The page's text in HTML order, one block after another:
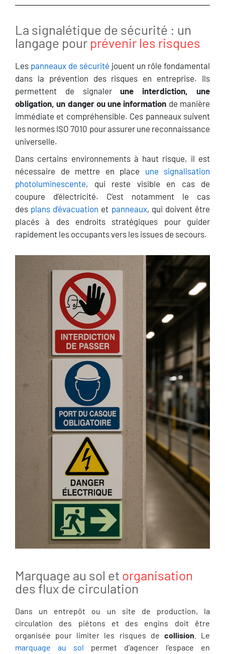
La signalétique de sécurité : un
langage pour prévenir les risques
Les panneaux de sécurité jouent un rôle fondamental
dans la prévention des risques en entreprise. Ils
permettent de signalerune interdiction, une
obligation, un danger ou une information de manière
immédiate et compréhensible. Ces panneaux suivent
les normes ISO 7010 pour assurer une reconnaissance
universelle.
Dans certains environnements à haut risque, il est
nécessaire de mettre en place une signalisation
photoluminescente, qui reste visible en cas de
coupure d’électricité. C’est notamment le cas
des plans d’évacuation et panneaux, qui doivent être
placés à des endroits stratégiques pour guider
rapidement les occupants vers les issues de secours.
Marquage au sol et organisation
des flux de circulation
Dans un entrepôt ou un site de production, la
circulation des piétons et des engins doit être
organisée pour limiter les risques de collision . Le
marquage au sol permet d'agencer l’espace en